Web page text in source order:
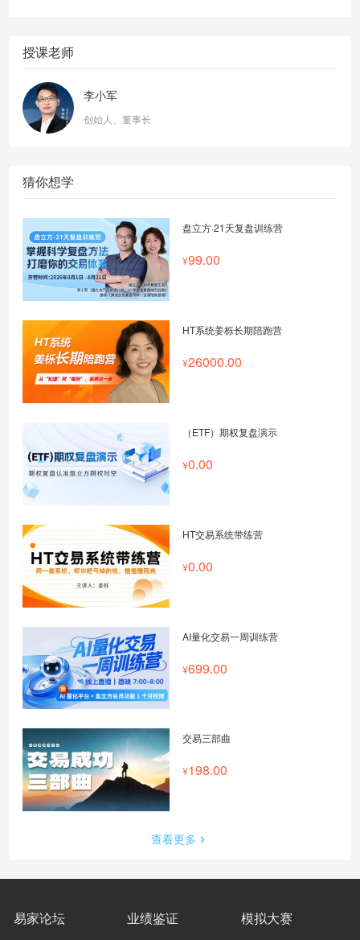
授课老师
李小军
创始人、董事长
猜你想学
盘立方·21天复盘训练营
99.00
HT系统姜栎长期陪跑营
26000.00
（ETF）期权复盘演示
0.00
HT交易系统带练营
0.00
AI量化交易一周训练营
699.00
交易三部曲
198.00
查看更多
易家论坛 业绩鉴证 模拟大赛